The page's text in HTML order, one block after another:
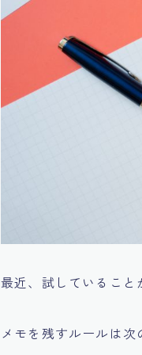
最近、試しているこ
メモを残すルールは次